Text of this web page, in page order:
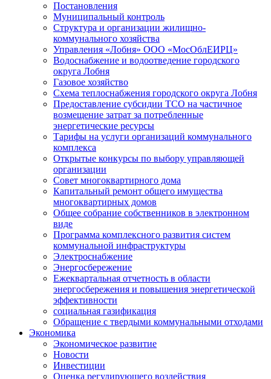
Постановления
Муниципальный контроль
Структура и организации жилищно-
коммунального хозяйства
Управления «Лобня» ООО «МосОблЕИРЦ»
Водоснабжение и водоотведение городского
округа Лобня
Газовое хозяйство
Схема теплоснабжения городского округа Лобня
Предоставление субсидии ТСО на частичное
возмещение затрат за потребленные
энергетические ресурсы
Тарифы на услуги организаций коммунального
комплекса
Открытые конкурсы по выбору управляющей
организации
Совет многоквартирного дома
Капитальный ремонт общего имущества
многоквартирных домов
Общее собрание собственников в электронном
виде
Программа комплексного развития систем
коммунальной инфраструктуры
Электроснабжение
Энергосбережение
Ежеквартальная отчетность в области
энергосбережения и повышения энергетической
эффективности
социальная газификация
Обращение с твердыми коммунальными отходами
Экономика
Экономическое развитие
Новости
Инвестиции
Оценка регулирующего воздействия